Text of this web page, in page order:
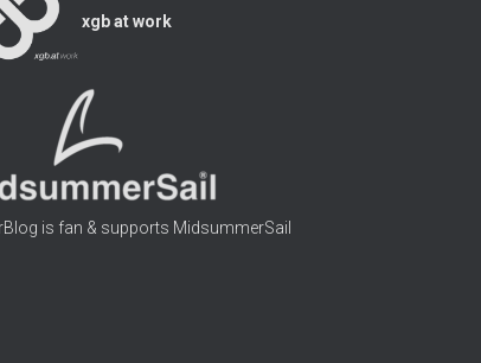
xgb at work
is fan & supports MidsummerSail